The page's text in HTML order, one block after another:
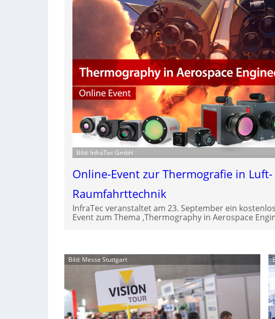
Bild: InfraTec GmbH
Online-Event zur Thermografie in
Raumfahrttechnik
InfraTec veranstaltet am 23. September ein
Event zum Thema ‚Thermography in Aerospace
Bild: Messe Stuttgart